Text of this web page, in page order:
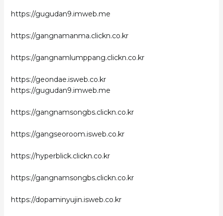
https://gugudan9.imweb.me
https://gangnamanma.clickn.co.kr
https://gangnamlumppang.clickn.co.kr
https://geondae.isweb.co.kr
https://gugudan9.imweb.me
https://gangnamsongbs.clickn.co.kr
https://gangseoroom.isweb.co.kr
https://hyperblick.clickn.co.kr
https://gangnamsongbs.clickn.co.kr
https://dopaminyujin.isweb.co.kr